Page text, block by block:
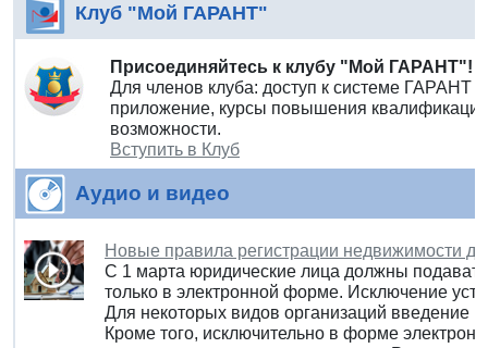
Клуб "Мой ГАРАНТ"
Присоединяйтесь к клубу "Мой ГАРАНТ"!
Для членов клуба: доступ к системе ГАРАНТ
приложение, курсы повышения
возможности.
Вступить в Клуб
Аудио и видео
Новые правила регистрации недвижимости
С 1 марта юридические лица должны
только в электронной форме. Исключение
Для некоторых видов организаций введение
Кроме того, исключительно в форме